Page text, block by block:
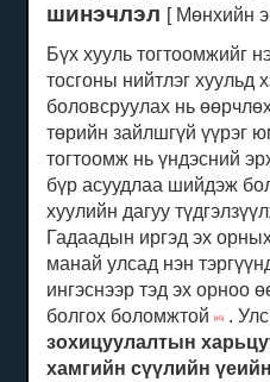
шинэчлэл [ Мөнхийн
Бүх хууль тогтоомжийг
тосгоны нийтлэг хуульд
боловсруулах нь
төрийн зайлшгүй үүрэг
тогтоомж нь үндэсний
бүр асуудлаа шийдэж
хуулийн дагуу
Гадаадын иргэд эх
манай улсад нэн
ингэснээр тэд эх орноо
болгох боломжтой[45] .
зохицуулалтын
хамгийн сүүлийн